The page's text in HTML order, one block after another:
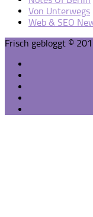
Von Unterwegs
Web & SEO
Frisch gebloggt ©